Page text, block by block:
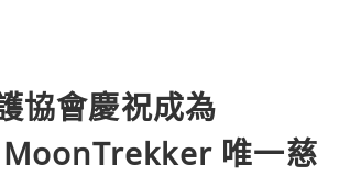
協會慶祝成為
唯一慈